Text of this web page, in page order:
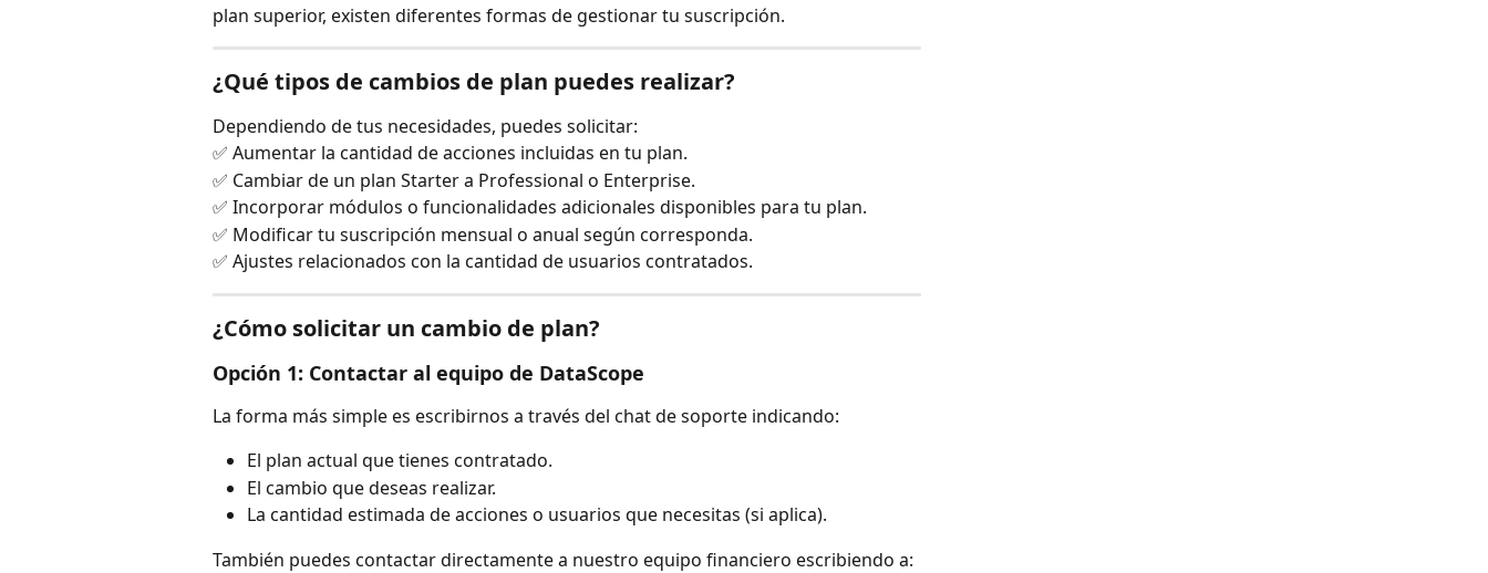
plan superior, existen diferentes formas de gestionar tu suscripción.
¿Qué tipos de cambios de plan puedes realizar?
Dependiendo de tus necesidades, puedes solicitar:
✅ Aumentar la cantidad de acciones incluidas en tu plan.
✅ Cambiar de un plan Starter a Professional o Enterprise.
✅ Incorporar módulos o funcionalidades adicionales disponibles para tu plan.
✅ Modificar tu suscripción mensual o anual según corresponda.
✅ Ajustes relacionados con la cantidad de usuarios contratados.
¿Cómo solicitar un cambio de plan?
Opción 1: Contactar al equipo de DataScope
La forma más simple es escribirnos a través del chat de soporte indicando:
El plan actual que tienes contratado.
El cambio que deseas realizar.
La cantidad estimada de acciones o usuarios que necesitas (si aplica).
También puedes contactar directamente a nuestro equipo financiero escribiendo a: